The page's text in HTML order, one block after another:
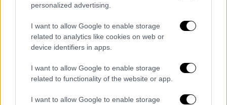
personalized advertising.
I want to allow Google to enable storage
related to analytics like cookies on web or
device identifiers in apps.
I want to allow Google to enable storage
related to functionality of the website or app.
I want to allow Google to enable storage
Διαβάστε ακόμη
Βοιωτία: Κλείνει το αιολικό πάρκο από
όπου ξεκίνησε η φωτιά - Στο στόχαστρο